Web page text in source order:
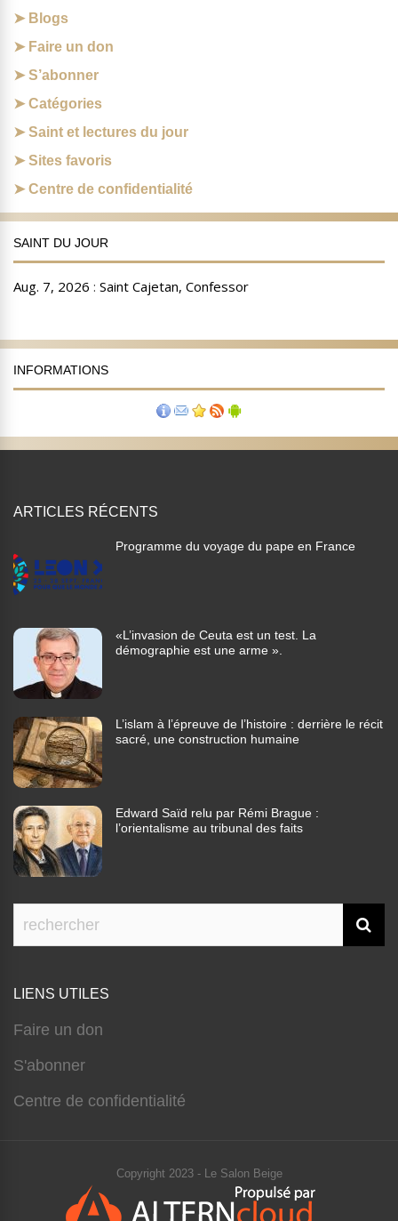
Blogs
Faire un don
S’abonner
Catégories
Saint et lectures du jour
Sites favoris
Centre de confidentialité
SAINT DU JOUR
INFORMATIONS
ARTICLES RÉCENTS
Programme du voyage du pape en France
«L’invasion de Ceuta est un test. La
démographie est une arme ».
L’islam à l’épreuve de l’histoire : derrière le récit
sacré, une construction humaine
Edward Saïd relu par Rémi Brague :
l’orientalisme au tribunal des faits
LIENS UTILES
Faire un don
S'abonner
Centre de confidentialité
Copyright 2023 - Le Salon Beige